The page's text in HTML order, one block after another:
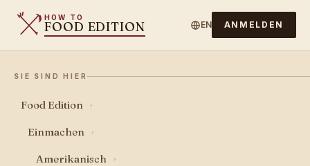
HOW TO
FOOD EDITION EN ANMELDEN
SIE SIND HIER
Food Edition ›
Einmachen ›
Amerikanisch ›